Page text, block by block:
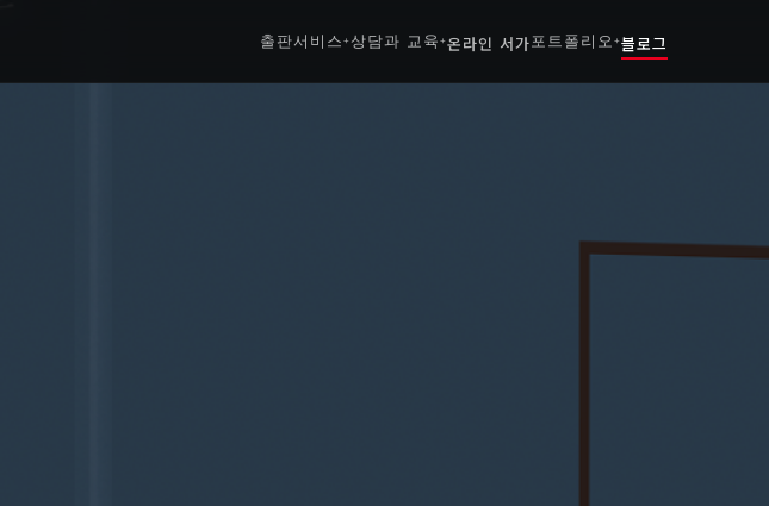
출판서비스 +상담과 교육 +온라인 서가 포트폴리오 +블로그